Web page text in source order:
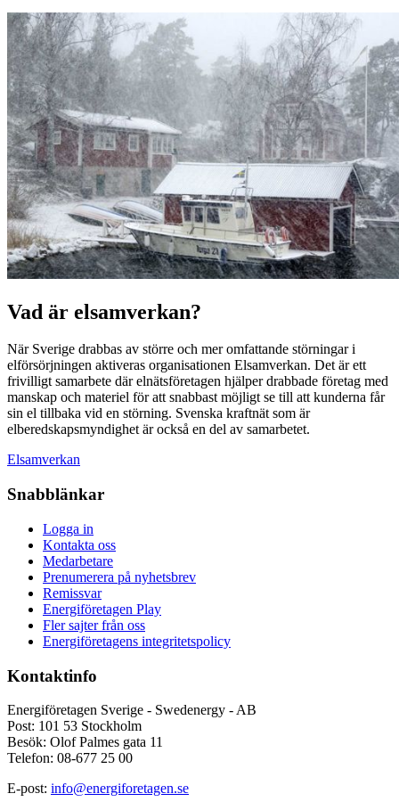
Vad är elsamverkan?
När Sverige drabbas av större och mer omfattande störningar i
elförsörjningen aktiveras organisationen Elsamverkan. Det är ett
frivilligt samarbete där elnätsföretagen hjälper drabbade företag med
manskap och materiel för att snabbast möjligt se till att kunderna får
sin el tillbaka vid en störning. Svenska kraftnät som är
elberedskapsmyndighet är också en del av samarbetet.
Elsamverkan
Snabblänkar
Logga in
Kontakta oss
Medarbetare
Prenumerera på nyhetsbrev
Remissvar
Energiföretagen Play
Fler sajter från oss
Energiföretagens integritetspolicy
Kontaktinfo
Energiföretagen Sverige - Swedenergy - AB
Post: 101 53 Stockholm
Besök: Olof Palmes gata 11
Telefon: 08-677 25 00
E-post: info@energiforetagen.se